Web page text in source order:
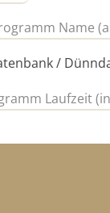
/